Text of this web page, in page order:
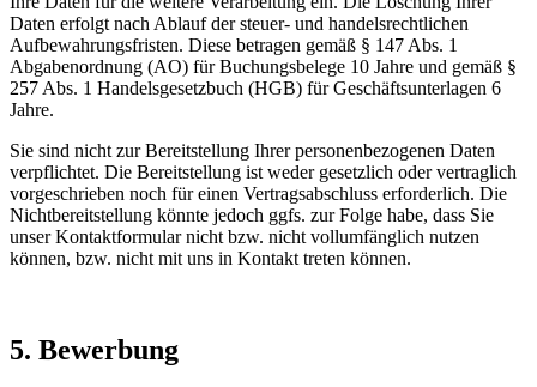
Daten erfolgt nach Ablauf der steuer- und handelsrechtlichen
Aufbewahrungsfristen. Diese betragen gemäß § 147 Abs. 1
Abgabenordnung (AO) für Buchungsbelege 10 Jahre und gemäß §
257 Abs. 1 Handelsgesetzbuch (HGB) für Geschäftsunterlagen 6
Jahre.
Sie sind nicht zur Bereitstellung Ihrer personenbezogenen Daten
verpflichtet. Die Bereitstellung ist weder gesetzlich oder vertraglich
vorgeschrieben noch für einen Vertragsabschluss erforderlich. Die
Nichtbereitstellung könnte jedoch ggfs. zur Folge habe, dass Sie
unser Kontaktformular nicht bzw. nicht vollumfänglich nutzen
können, bzw. nicht mit uns in Kontakt treten können.
5. Bewerbung